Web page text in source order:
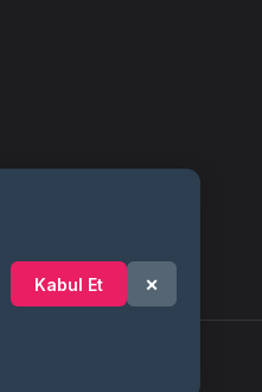
Kabul Et ×